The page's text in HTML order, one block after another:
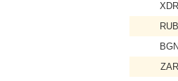
XDR
RUB
BGN
ZAR